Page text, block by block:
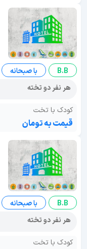
B.B
با صبحانه
هر نفر دو تخته
کودک با تخت
قیمت به تومان
B.B
با صبحانه
هر نفر دو تخته
کودک با تخت